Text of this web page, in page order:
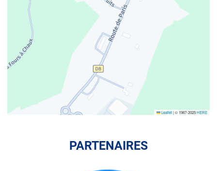
Leaflet|© 1987-2025HERE
PARTENAIRES